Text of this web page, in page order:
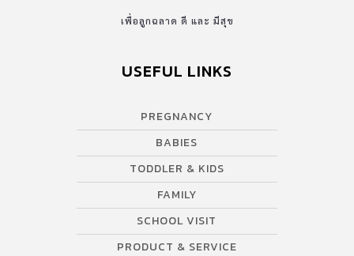
เพื่อลูกฉลาด ดี และ มีสุข
USEFUL LINKS
PREGNANCY
BABIES
TODDLER & KIDS
FAMILY
SCHOOL VISIT
PRODUCT & SERVICE